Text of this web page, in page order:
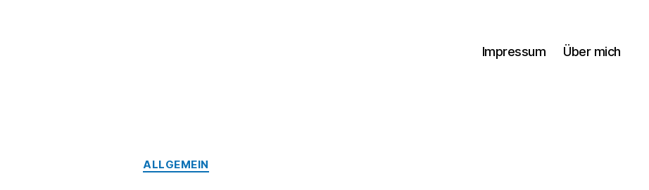
Impressum Über mich
Kategorien
ALLGEMEIN